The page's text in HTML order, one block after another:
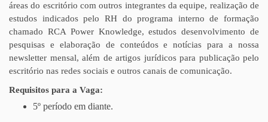
áreas do escritório com outros integrantes da equipe, realização de
estudos indicados pelo RH do programa interno de formação
chamado RCA Power Knowledge, estudos desenvolvimento de
pesquisas e elaboração de conteúdos e notícias para a nossa
newsletter mensal, além de artigos jurídicos para publicação pelo
escritório nas redes sociais e outros canais de comunicação.
Requisitos para a Vaga:
5º período em diante.